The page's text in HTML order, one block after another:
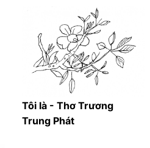
Tôi là - Thơ Trương
Trung Phát